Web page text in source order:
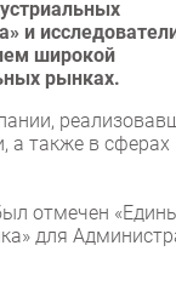
и
широкой
рынках.
а также в сферах
отмечен
для